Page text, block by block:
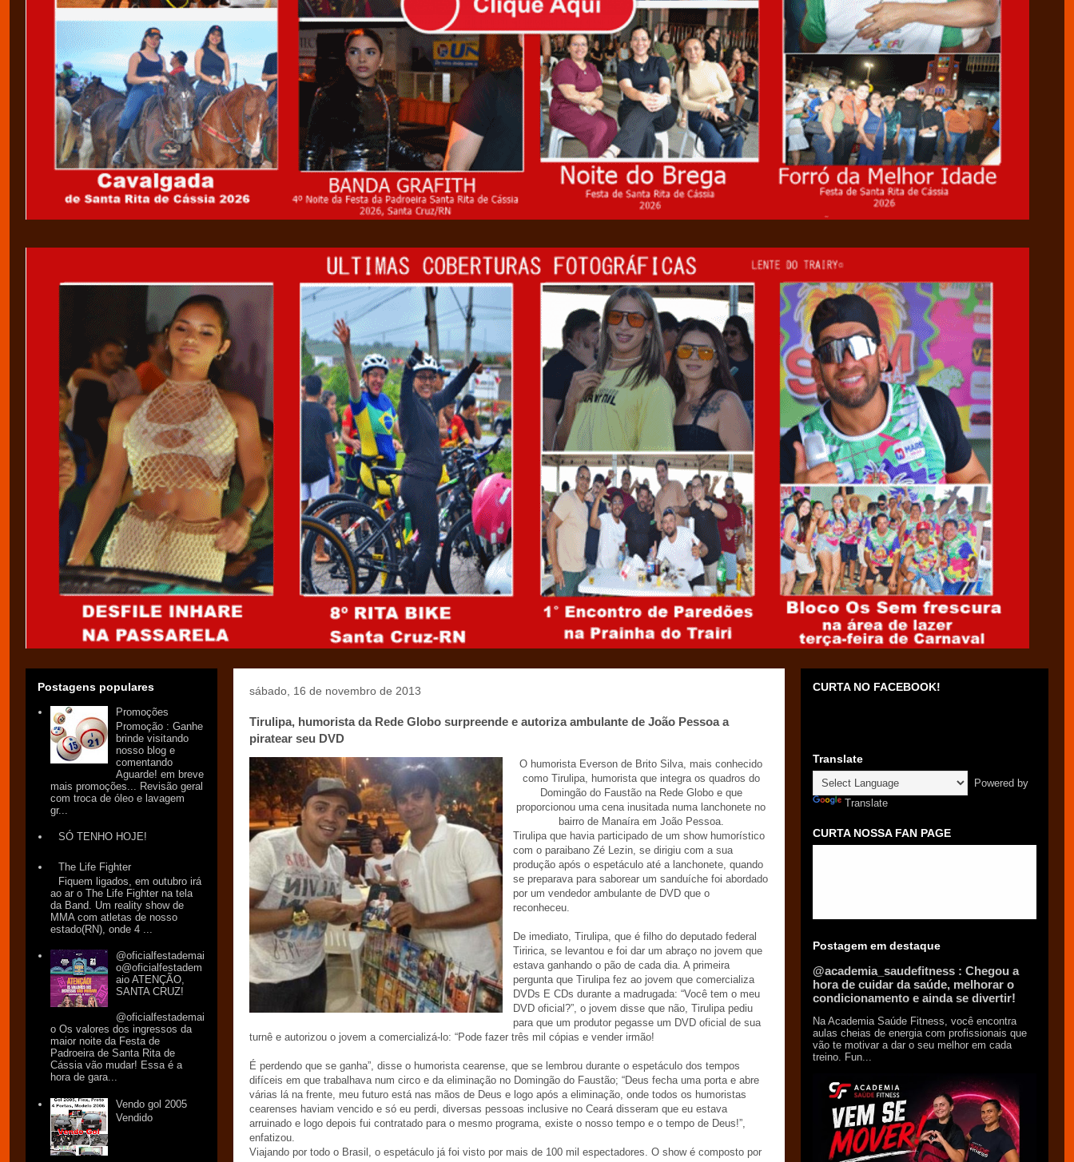
sábado, 16 de novembro de 2013
Tirulipa, humorista da Rede Globo surpreende e autoriza ambulante de João Pessoa a
piratear seu DVD
O humorista Everson de Brito Silva, mais conhecido
como Tirulipa, humorista que integra os quadros do
Domingão do Faustão na Rede Globo e que
proporcionou uma cena inusitada numa lanchonete no
bairro de Manaíra em João Pessoa.
Tirulipa que havia participado de um show humorístico
com o paraibano Zé Lezin, se dirigiu com a sua
produção após o espetáculo até a lanchonete, quando
se preparava para saborear um sanduíche foi abordado
por um vendedor ambulante de DVD que o
reconheceu.
De imediato, Tirulipa, que é filho do deputado federal
Tiririca, se levantou e foi dar um abraço no jovem que
estava ganhando o pão de cada dia. A primeira
pergunta que Tirulipa fez ao jovem que comercializa
DVDs E CDs durante a madrugada: “Você tem o meu
DVD oficial?”, o jovem disse que não, Tirulipa pediu
para que um produtor pegasse um DVD oficial de sua
turnê e autorizou o jovem a comercializá-lo: “Pode fazer três mil cópias e vender irmão!
É perdendo que se ganha”, disse o humorista cearense, que se lembrou durante o espetáculo dos tempos
difíceis em que trabalhava num circo e da eliminação no Domingão do Faustão; “Deus fecha uma porta e abre
várias lá na frente, meu futuro está nas mãos de Deus e logo após a eliminação, onde todos os humoristas
cearenses haviam vencido e só eu perdi, diversas pessoas inclusive no Ceará disseram que eu estava
arruinado e logo depois fui contratado para o mesmo programa, existe o nosso tempo e o tempo de Deus!”,
enfatizou.
Viajando por todo o Brasil, o espetáculo já foi visto por mais de 100 mil espectadores. O show é composto por
Postagens populares
Promoções
Promoção : Ganhe
brinde visitando
nosso blog e
comentando
Aguarde! em breve
mais promoções... Revisão geral
com troca de óleo e lavagem
gr...
SÓ TENHO HOJE!
The Life Fighter
Fiquem ligados, em outubro irá
ao ar o The Life Fighter na tela
da Band. Um reality show de
MMA com atletas de nosso
estado(RN), onde 4 ...
@oficialfestademai
o@oficialfestadem
aio ATENÇÃO,
SANTA CRUZ!
@oficialfestademai
o Os valores dos ingressos da
maior noite da Festa de
Padroeira de Santa Rita de
Cássia vão mudar! Essa é a
hora de gara...
Vendo gol 2005
Vendido
CURTA NO FACEBOOK!
Translate
Powered by
Translate
CURTA NOSSA FAN PAGE
Postagem em destaque
@academia_saudefitness : Chegou a
hora de cuidar da saúde, melhorar o
condicionamento e ainda se divertir!
Na Academia Saúde Fitness, você encontra
aulas cheias de energia com profissionais que
vão te motivar a dar o seu melhor em cada
treino. Fun...